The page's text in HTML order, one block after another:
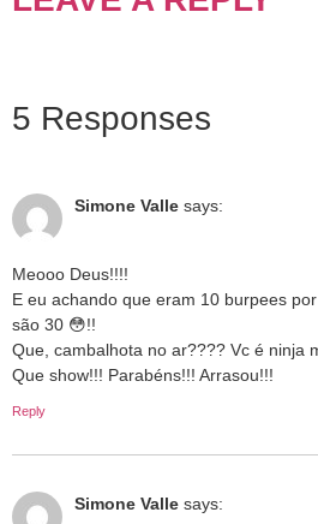
5 Responses
Simone Valle says:
Meooo Deus!!!!
E eu achando que eram 10 burpees por
são 30 😳!!
Que, cambalhota no ar???? Vc é ninja
Que show!!! Parabéns!!! Arrasou!!!
Reply
Simone Valle says: